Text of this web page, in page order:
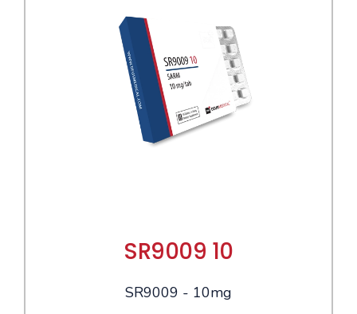
SR9009 10
SR9009 - 10mg